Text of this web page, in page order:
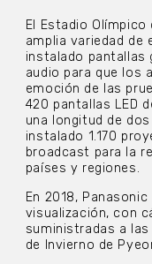
El Estadio
amplia variedad de
instalado pantallas
audio para que los
emoción de las
420 pantallas LED
una longitud de
instalado 1.170
broadcast para la
países y regiones.
En 2018,
visualización, con
suministradas a
de Invierno de